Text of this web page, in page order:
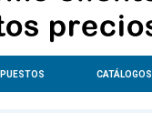
CATÁLOGOS